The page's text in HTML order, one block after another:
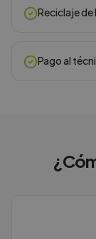
Reciclaje de
Pago al